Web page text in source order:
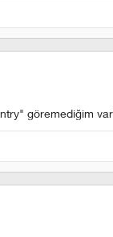
göremediğim